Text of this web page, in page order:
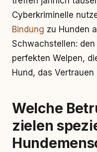
Cyberkriminelle
Bindung zu Hunden
Schwachstellen:
perfekten Welpen,
Hund, das
Welche
zielen